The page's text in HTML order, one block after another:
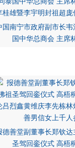
国南宁市政府副市长韦
国中华总商会 主席
德善堂副董事长郑钦达
圣驾回銮仪式 高梧